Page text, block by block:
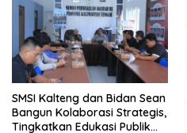
SMSI Kalteng dan Bidan Sean
Bangun Kolaborasi Strategis,
Tingkatkan Edukasi Publik